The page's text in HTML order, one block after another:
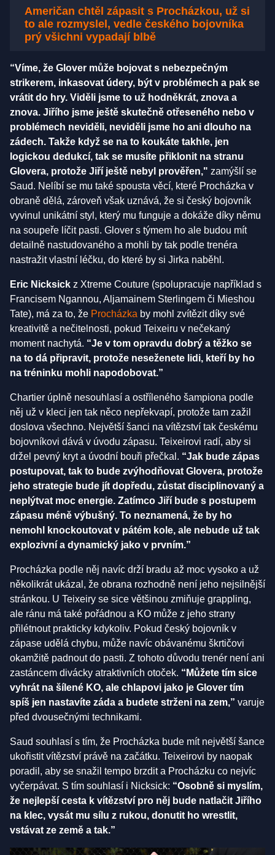
Američan chtěl zápasit s Procházkou, už si
to ale rozmyslel, vedle českého bojovníka
prý všichni vypadají blbě
“Víme, že Glover může bojovat s nebezpečným
strikerem, inkasovat údery, být v problémech a pak se
vrátit do hry. Viděli jsme to už hodněkrát, znova a
znova. Jiřího jsme ještě skutečně otřeseného nebo v
problémech neviděli, neviděli jsme ho ani dlouho na
zádech. Takže když se na to koukáte takhle, jen
logickou dedukcí, tak se musíte přiklonit na stranu
Glovera, protože Jiří ještě nebyl prověřen," zamýšlí se
Saud. Nelíbí se mu také spousta věcí, které Procházka v
obraně dělá, zároveň však uznává, že si český bojovník
vyvinul unikátní styl, který mu funguje a dokáže díky němu
na soupeře líčit pasti. Glover s týmem ho ale budou mít
detailně nastudovaného a mohli by tak podle trenéra
nastražit vlastní léčku, do které by si Jirka naběhl.
Eric Nicksick z Xtreme Couture (spolupracuje například s
Francisem Ngannou, Aljamainem Sterlingem či Mieshou
Tate), má za to, že Procházka by mohl zvítězit díky své
kreativitě a nečitelnosti, pokud Teixeiru v nečekaný
moment nachytá. “Je v tom opravdu dobrý a těžko se
na to dá připravit, protože neseženete lidi, kteří by ho
na tréninku mohli napodobovat.”
Chartier úplně nesouhlasí a ostříleného šampiona podle
něj už v kleci jen tak něco nepřekvapí, protože tam zažil
doslova všechno. Největší šanci na vítězství tak českému
bojovníkovi dává v úvodu zápasu. Teixeirovi radí, aby si
držel pevný kryt a úvodní bouři přečkal. “Jak bude zápas
postupovat, tak to bude zvýhodňovat Glovera, protože
jeho strategie bude jít dopředu, zůstat disciplinovaný a
neplýtvat moc energie. Zatímco Jiří bude s postupem
zápasu méně výbušný. To neznamená, že by ho
nemohl knockoutovat v pátém kole, ale nebude už tak
explozivní a dynamický jako v prvním.”
Procházka podle něj navíc drží bradu až moc vysoko a už
několikrát ukázal, že obrana rozhodně není jeho nejsilnější
stránkou. U Teixeiry se sice většinou zmiňuje grappling,
ale ránu má také pořádnou a KO může z jeho strany
přilétnout prakticky kdykoliv. Pokud český bojovník v
zápase udělá chybu, může navíc obávanému škrtičovi
okamžitě padnout do pasti. Z tohoto důvodu trenér není ani
zastáncem divácky atraktivních otoček. “Můžete tím sice
vyhrát na šílené KO, ale chlapovi jako je Glover tím
spíš jen nastavíte záda a budete strženi na zem,” varuje
před dvousečnými technikami.
Saud souhlasí s tím, že Procházka bude mít největší šance
ukořistit vítězství právě na začátku. Teixeirovi by naopak
poradil, aby se snažil tempo brzdit a Procházku co nejvíc
vyčerpávat. S tím souhlasí i Nicksick: “Osobně si myslím,
že nejlepší cesta k vítězství pro něj bude natlačit Jiřího
na klec, vysát mu sílu z rukou, donutit ho wrestlit,
vstávat ze země a tak.”